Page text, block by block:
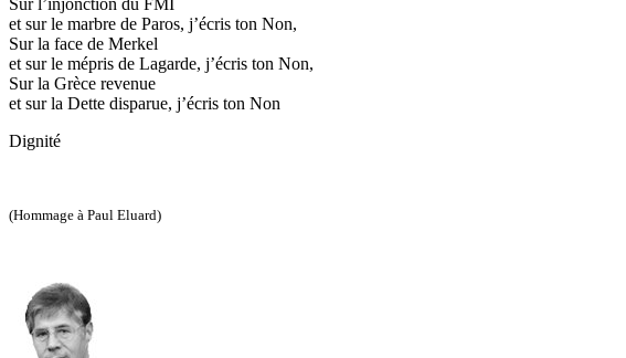
Sur l’injonction du FMI
et sur le marbre de Paros, j’écris ton Non,
Sur la face de Merkel
et sur le mépris de Lagarde, j’écris ton Non,
Sur la Grèce revenue
et sur la Dette disparue, j’écris ton Non
Dignité
(Hommage à Paul Eluard)